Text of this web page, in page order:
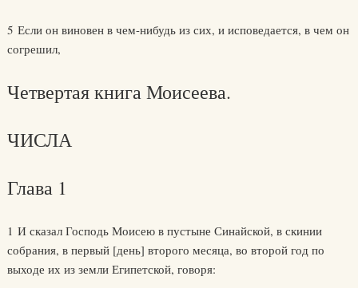
5 Если он виновен в чем-нибудь из сих, и исповедается, в чем он
согрешил,
Четвертая книга Моисеева.
ЧИСЛА
Глава 1
1 И сказал Господь Моисею в пустыне Синайской, в скинии
собрания, в первый [день] второго месяца, во второй год по
выходе их из земли Египетской, говоря: